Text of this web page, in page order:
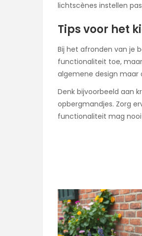
lichtscènes instellen
Tips voor het
Bij het afronden van je
functionaliteit toe,
algemene design maar
Denk bijvoorbeeld aan
opbergmandjes. Zorg
functionaliteit mag